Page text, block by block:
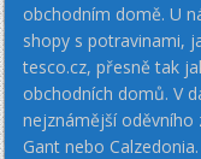
obchodním domě. U
shopy s potravinami,
tesco.cz, přesně tak
obchodních domů. V
nejznámější oděvního
Gant nebo